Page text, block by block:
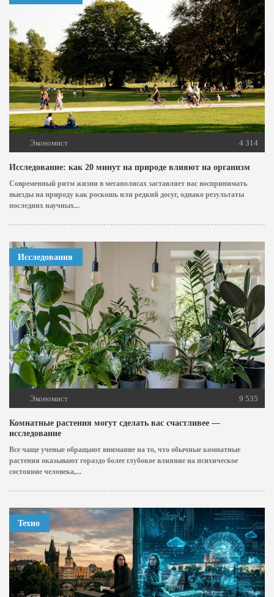
Экономист 4 314
Исследование: как 20 минут на природе влияют на организм
Современный ритм жизни в мегаполисах заставляет нас воспринимать
выезды на природу как роскошь или редкий досуг, однако результаты
последних научных...
Исследования
Экономист 9 535
Комнатные растения могут сделать вас счастливее —
исследование
Все чаще ученые обращают внимание на то, что обычные комнатные
растения оказывают гораздо более глубокое влияние на психическое
состояние человека,...
Техно